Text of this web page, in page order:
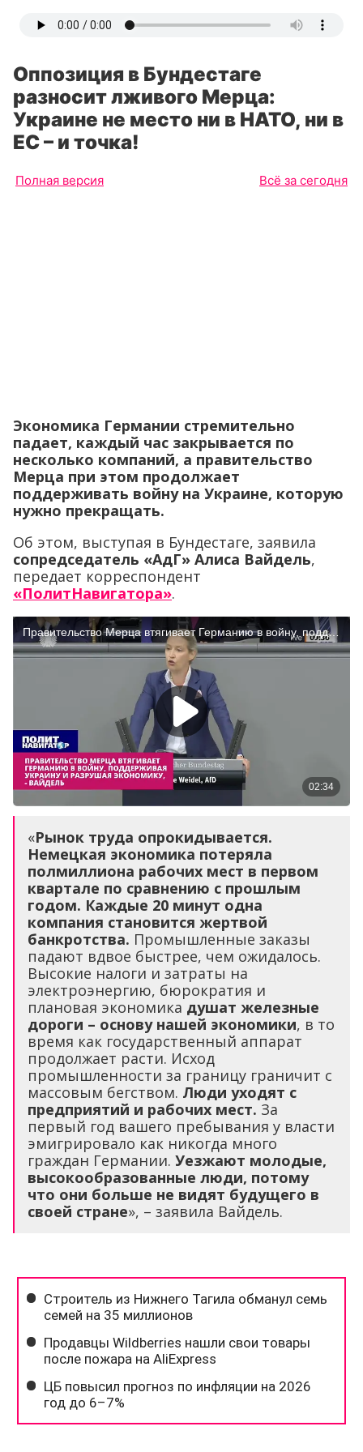
Оппозиция в Бундестаге
разносит лживого Мерца:
Украине не место ни в НАТО, ни в
ЕС – и точка!
Полная версия Всё за сегодня
Экономика Германии стремительно
падает, каждый час закрывается по
несколько компаний, а правительство
Мерца при этом продолжает
поддерживать войну на Украине, которую
нужно прекращать.
Об этом, выступая в Бундестаге, заявила
сопредседатель «АдГ» Алиса Вайдель,
передает корреспондент
«ПолитНавигатора».
«Рынок труда опрокидывается.
Немецкая экономика потеряла
полмиллиона рабочих мест в первом
квартале по сравнению с прошлым
годом. Каждые 20 минут одна
компания становится жертвой
банкротства. Промышленные заказы
падают вдвое быстрее, чем ожидалось.
Высокие налоги и затраты на
электроэнергию, бюрократия и
плановая экономика душат железные
дороги – основу нашей экономики, в то
время как государственный аппарат
продолжает расти. Исход
промышленности за границу граничит с
массовым бегством. Люди уходят с
предприятий и рабочих мест. За
первый год вашего пребывания у власти
эмигрировало как никогда много
граждан Германии. Уезжают молодые,
высокообразованные люди, потому
что они больше не видят будущего в
своей стране», – заявила Вайдель.